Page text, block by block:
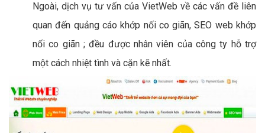
Ngoài, dịch vụ tư vấn của VietWeb về các vấn đề liên
quan đến quảng cáo khớp nối co giãn, SEO web khớp
nối co giãn ; đều được nhân viên của công ty hỗ trợ
một cách nhiệt tình và cặn kẽ nhất.